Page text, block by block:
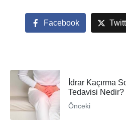
Facebook
İdrar Kaçırma
Tedavisi Nedir?
Önceki